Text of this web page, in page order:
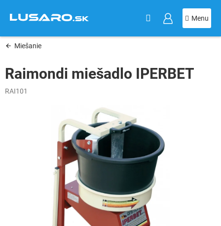
obsah
Miešanie
Raimondi miešadlo IPERBET
RAI101